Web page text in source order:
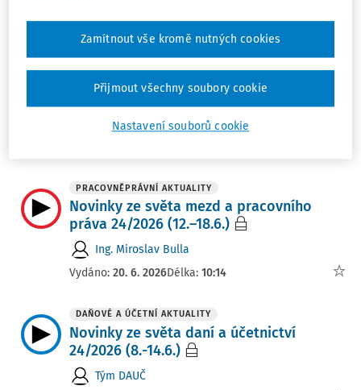
Vydáno:29. 6. 2026Délka:09:37
DAŇOVÉ A ÚČETNÍ AKTUALITY
Novinky ze světa daní a účetnictví
25/2026 (15.-21.6.)
Tým DAUČ
PRACOVNĚPRÁVNÍ AKTUALITY
Novinky ze světa mezd a pracovního
práva 24/2026 (12.–18.6.)
Ing. Miroslav Bulla
Vydáno: 20. 6. 2026Délka: 10:14
DAŇOVÉ A ÚČETNÍ AKTUALITY
Novinky ze světa daní a účetnictví
24/2026 (8.-14.6.)
Tým DAUČ
Nastavení souborů cookie
Zamítnout vše kromě nutných cookies
Přijmout všechny soubory cookie